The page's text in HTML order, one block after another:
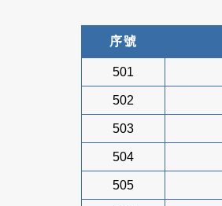
序號
501
502
503
504
505